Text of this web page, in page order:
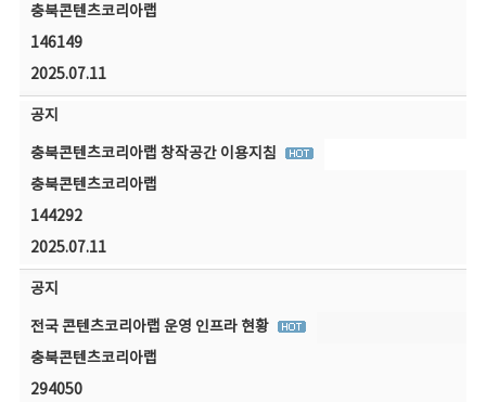
충북콘텐츠코리아랩
146149
2025.07.11
공지
충북콘텐츠코리아랩 창작공간 이용지침
충북콘텐츠코리아랩
144292
2025.07.11
공지
전국 콘텐츠코리아랩 운영 인프라 현황
충북콘텐츠코리아랩
294050